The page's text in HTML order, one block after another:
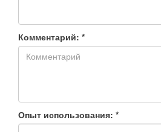
Комментарий: *
Опыт использования: *